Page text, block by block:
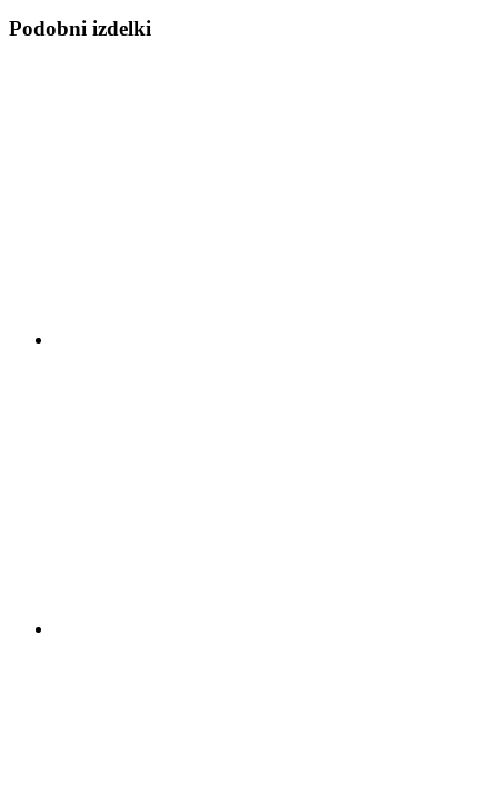
Podobni izdelki